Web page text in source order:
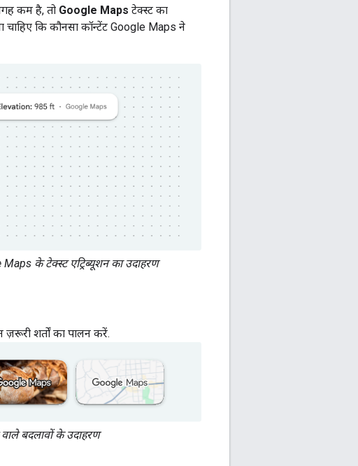
कम है, तो Google Maps टेक्स्ट का
चाहिए कि कौनसा कॉन्टेंट Google Maps ने
के टेक्स्ट एट्रिब्यूशन का उदाहरण
शर्तों का पालन करें.
बदलावों के उदाहरण